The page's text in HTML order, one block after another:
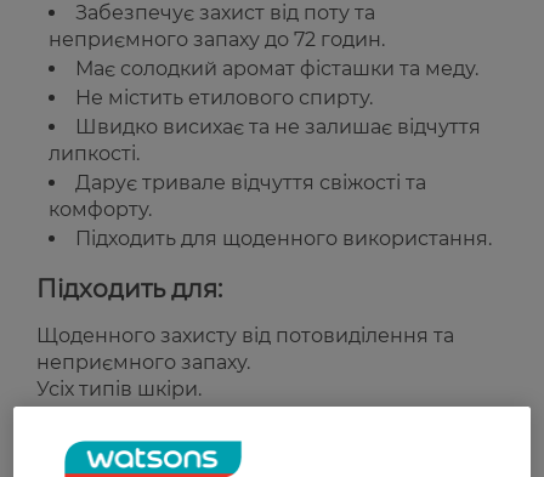
Забезпечує захист від поту та
неприємного запаху до 72 годин.
Має солодкий аромат фісташки та меду.
Не містить етилового спирту.
Швидко висихає та не залишає відчуття
липкості.
Дарує тривале відчуття свіжості та
комфорту.
Підходить для щоденного використання.
Підходить для:
Щоденного захисту від потовиділення та
неприємного запаху.
Усіх типів шкіри.
Країна-виробник:Австрія